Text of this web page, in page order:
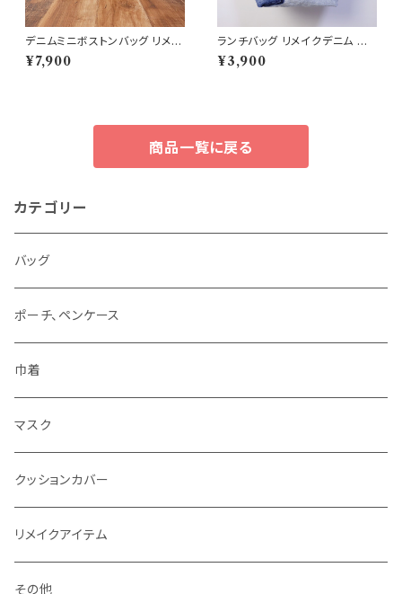
デニムミニボストンバッグ リメイ
クデニム ボアファスナーポケット
¥7,900
ランチバッグ リメイクデニム デ
ニムバッグ
¥3,900
商品一覧に戻る
カテゴリー
バッグ
ポーチ、ペンケース
巾着
マスク
クッションカバー
リメイクアイテム
その他